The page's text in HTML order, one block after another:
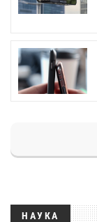
НАУКА